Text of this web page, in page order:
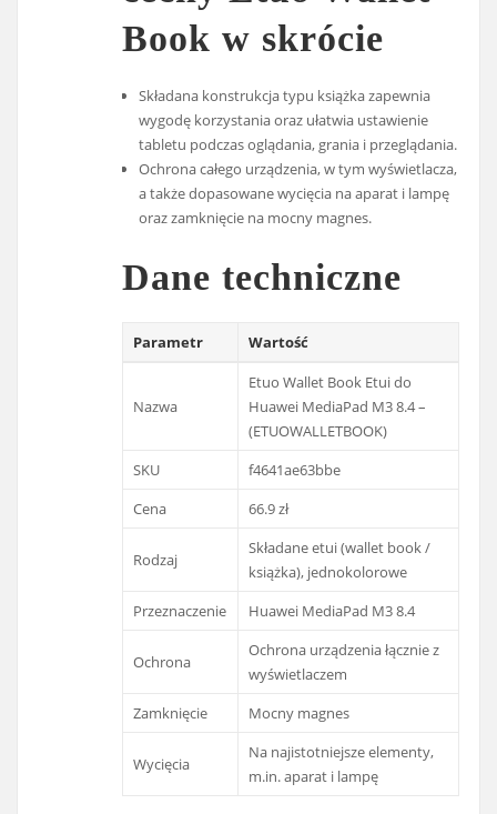
Book w skrócie
Składana konstrukcja typu książka zapewnia
wygodę korzystania oraz ułatwia ustawienie
tabletu podczas oglądania, grania i przeglądania.
Ochrona całego urządzenia, w tym wyświetlacza,
a także dopasowane wycięcia na aparat i lampę
oraz zamknięcie na mocny magnes.
Dane techniczne
Parametr Wartość
Nazwa
Etuo Wallet Book Etui do
Huawei MediaPad M3 8.4 –
(ETUOWALLETBOOK)
SKU
f4641ae63bbe
Cena
66.9 zł
Rodzaj
Składane etui (wallet book /
książka), jednokolorowe
Przeznaczenie
Huawei MediaPad M3 8.4
Ochrona
Ochrona urządzenia łącznie z
wyświetlaczem
Zamknięcie
Mocny magnes
Wycięcia
Na najistotniejsze elementy,
m.in. aparat i lampę